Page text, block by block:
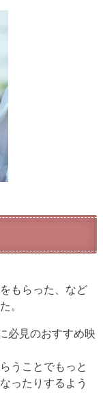
もらった、など
。
必見のおすすめ映
うことでもっと
ったりするよう